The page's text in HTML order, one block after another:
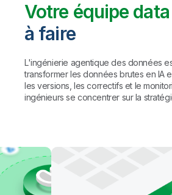
de vos données
Les règles personnalisées et les
et profilent les problèmes de
Automatisez la gestion du
des lakehouses et du data
avec des agents de codage
et GitHub Copilot, ou utilisez
pour travailler en langage naturel.
Votre équipe data
à faire
L'ingénierie agentique des données
transformer les données brutes en IA
les versions, les correctifs et le
ingénieurs se concentrer sur la